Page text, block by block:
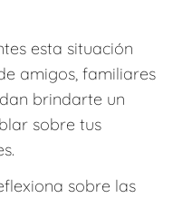
esta situación
amigos, familiares
brindarte un
sobre tus
sobre las